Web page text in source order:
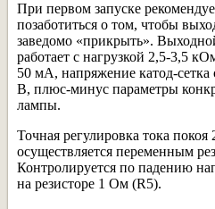
При первом запуске
позаботиться о том, чтобы
заведомо «прикрыть».
работает с нагрузкой 2,5-3,5
50 мА, напряжение катод-сетка
В, плюс-минус параметры
лампы.
Точная регулировка тока
осуществляется переменным
Контролируется по падению
на резисторе 1 Ом (R5).